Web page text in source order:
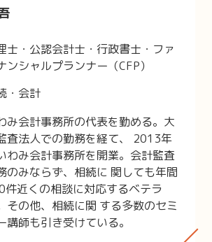
士・公認会計士・行政書士・ファ
ンシャルプランナー（CFP）
・会計
み会計事務所の代表を勤める。大
査法人での勤務を経て、 2013年
わみ会計事務所を開業。会計監査
のみならず、相続に 関しても年間
件近くの相談に対応するベテラ
その他、相続に関 する多数のセミ
講師も引き受けている。